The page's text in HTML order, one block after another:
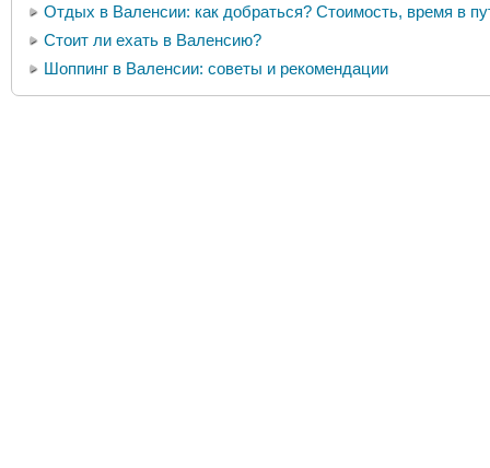
Отдых в Валенсии: как добраться? Стоимость, время в
Стоит ли ехать в Валенсию?
Шоппинг в Валенсии: советы и рекомендации